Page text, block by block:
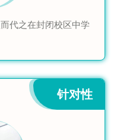
代之在封闭校区中学
针对性